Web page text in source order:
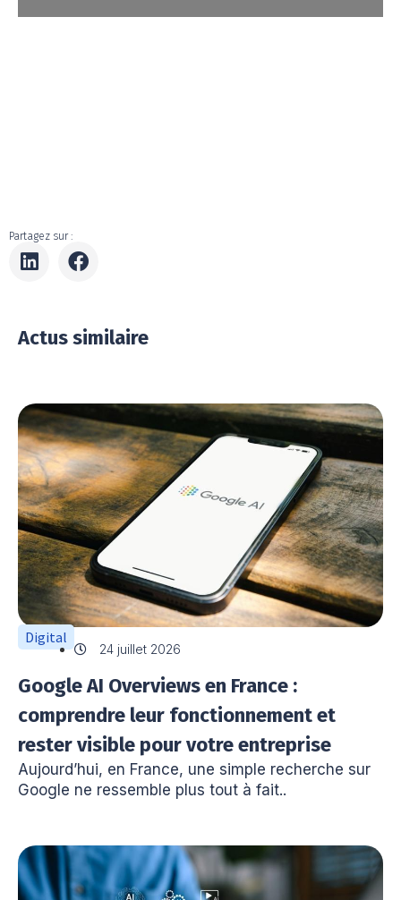
Partagez sur :
Actus similaire
Digital
24 juillet 2026
Google AI Overviews en France :
comprendre leur fonctionnement et
rester visible pour votre entreprise
Aujourd’hui, en France, une simple recherche sur
Google ne ressemble plus tout à fait..